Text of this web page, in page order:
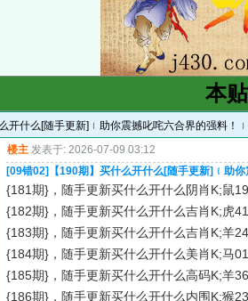
本
开什么[随手更新]﹛助你震撼叱咤六合界的强料！﹜
楼主 发表于: 2026-07-09 03:12
[09错02]【190期】买什么开什么[随手更新]﹛助
{181期}，随手更新买什么开什么阴肖K;鼠
{182期}，随手更新买什么开什么吉肖K;虎
{183期}，随手更新买什么开什么吉肖K;羊
{184期}，随手更新买什么开什么美肖K;马
{185期}，随手更新买什么开什么高码K;羊
{186期}，随手更新买什么开什么内围K;猴